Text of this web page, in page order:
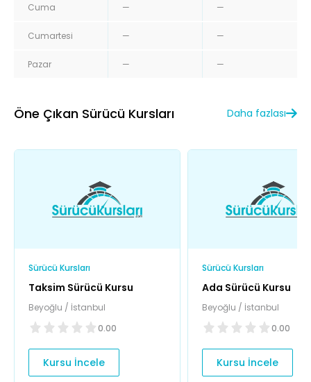
Cuma — —
Cumartesi — —
Pazar — —
Öne Çıkan Sürücü Kursları Daha fazlası
Sürücü Kursları
Taksim Sürücü Kursu
Beyoğlu / İstanbul
0.00
Kursu İncele
Sürücü Kursları
Ada Sürücü Kursu
Beyoğlu / İstanbul
0.00
Kursu İncele